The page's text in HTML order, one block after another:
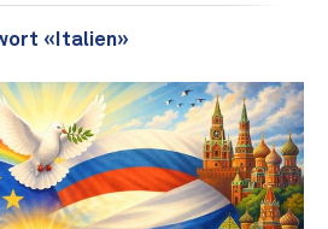
«Italien»